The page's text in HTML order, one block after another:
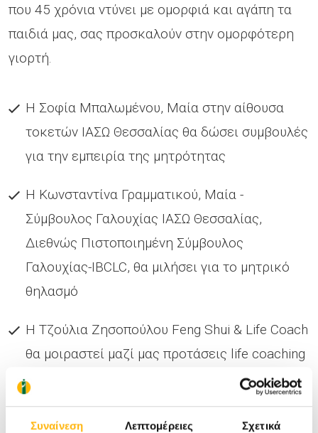
Συναίνεση Λεπτομέρειες Σχετικά
που 45 χρόνια ντύνει με ομορφιά και αγάπη τα
παιδιά μας, σας προσκαλούν στην ομορφότερη
γιορτή.
Η Σοφία Μπαλωμένου, Μαία στην αίθουσα
τοκετών ΙΑΣΩ Θεσσαλίας θα δώσει συμβουλές
για την εμπειρία της μητρότητας
Η Κωνσταντίνα Γραμματικού, Μαία -
Σύμβουλος Γαλουχίας ΙΑΣΩ Θεσσαλίας,
Διεθνώς Πιστοποιημένη Σύμβουλος
Γαλουχίας-IBCLC, θα μιλήσει για το μητρικό
θηλασμό
Η Τζούλια Ζησοπούλου Feng Shui & Life Coach
θα μοιραστεί μαζί μας προτάσεις life coaching
και αυτοβελτίωσης